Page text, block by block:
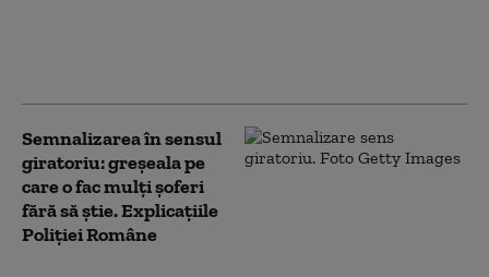
Semnalizarea în sensul
giratoriu: greșeala pe
care o fac mulți șoferi
fără să știe. Explicațiile
Poliției Române